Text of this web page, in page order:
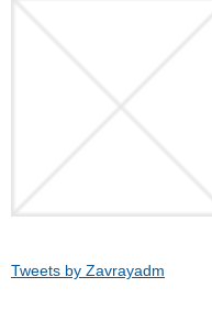
Tweets by Zavrayadm